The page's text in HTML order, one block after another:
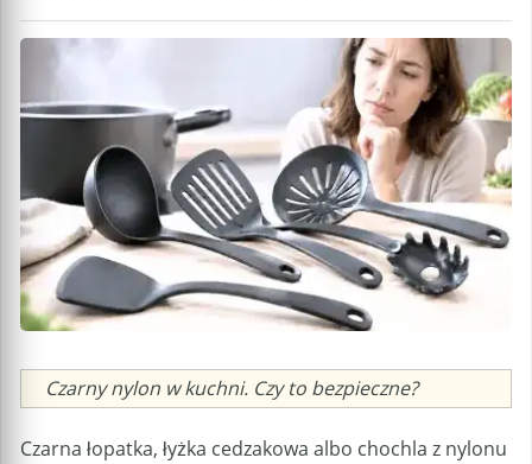
Caption
Czarny nylon w kuchni. Czy to bezpieczne?
Czarna łopatka, łyżka cedzakowa albo chochla z nylonu